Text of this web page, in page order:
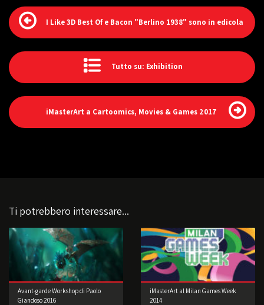
I Like 3D Best Of e Bacon "Berlino 1938" sono in edicola
Tutto su: Exhibition
iMasterArt a Cartoomics, Movies & Games 2017
Ti potrebbero interessare...
Avant-garde Workshop di Paolo
Giandoso 2016
iMasterArt al Milan Games Week
2014